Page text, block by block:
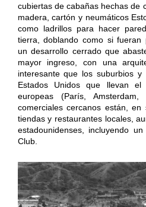
cubiertas de cabañas hechas de
madera, cartón y neumáticos
como ladrillos para hacer
tierra, doblando como si fueran
un desarrollo cerrado que
mayor ingreso, con una
interesante que los suburbios
Estados Unidos que llevan
europeas (París,
comerciales cercanos están,
tiendas y restaurantes locales,
estadounidenses, incluyendo
Club.